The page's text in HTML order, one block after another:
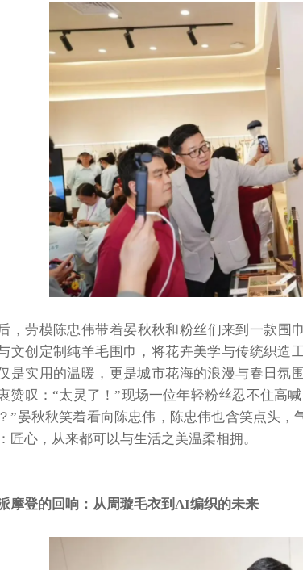
，劳模陈忠伟带着晏秋秋和粉丝们来到一款围
文创定制纯羊毛围巾，将花卉美学与传统织造
是实用的温暖，更是城市花海的浪漫与春日氛
赞叹：“太灵了！”现场一位年轻粉丝忍不住高
”晏秋秋笑着看向陈忠伟，陈忠伟也含笑点头
匠心，从来都可以与生活之美温柔相拥。
摩登的回响：从周璇毛衣到 AI编织的未来